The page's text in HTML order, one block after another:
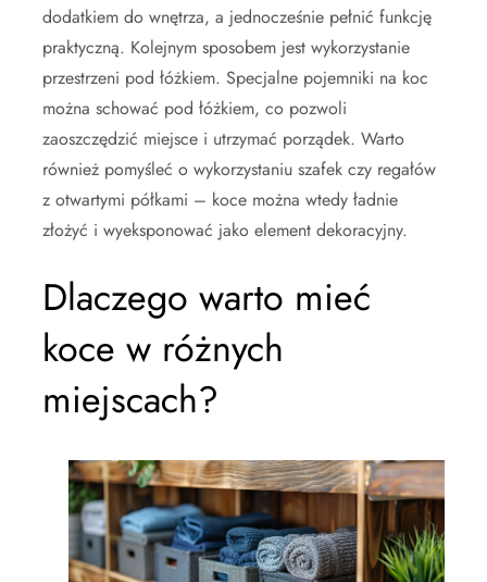
dodatkiem do wnętrza, a jednocześnie pełnić funkcję
praktyczną. Kolejnym sposobem jest wykorzystanie
przestrzeni pod łóżkiem. Specjalne pojemniki na koc
można schować pod łóżkiem, co pozwoli
zaoszczędzić miejsce i utrzymać porządek. Warto
również pomyśleć o wykorzystaniu szafek czy regałów
z otwartymi półkami – koce można wtedy ładnie
złożyć i wyeksponować jako element dekoracyjny.
Dlaczego warto mieć
koce w różnych
miejscach?